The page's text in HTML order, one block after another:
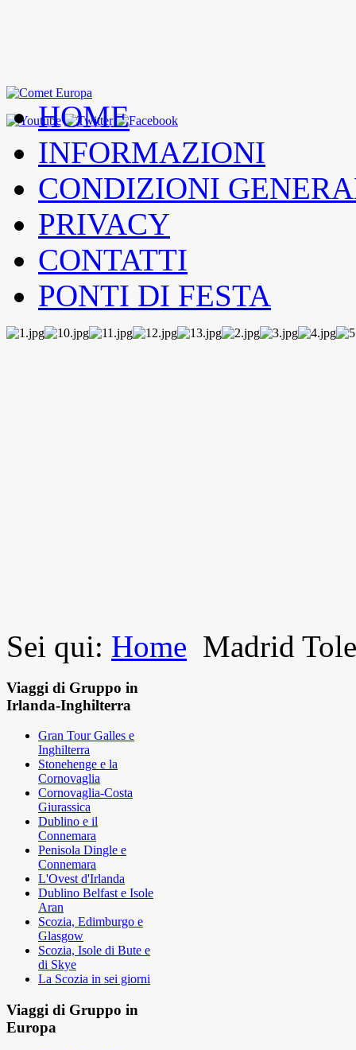
HOME
INFORMAZIONI
CONDIZIONI
PRIVACY
CONTATTI
PONTI DI FESTA
Sei qui: Home Madrid
Viaggi di Gruppo in
Irlanda-Inghilterra
Gran Tour Galles e
Inghilterra
Stonehenge e la
Cornovaglia
Cornovaglia-Costa
Giurassica
Dublino e il
Connemara
Penisola Dingle e
Connemara
L'Ovest d'Irlanda
Dublino Belfast e Isole
Aran
Scozia, Edimburgo e
Glasgow
Scozia, Isole di Bute e
di Skye
La Scozia in sei giorni
Viaggi di Gruppo in
Europa